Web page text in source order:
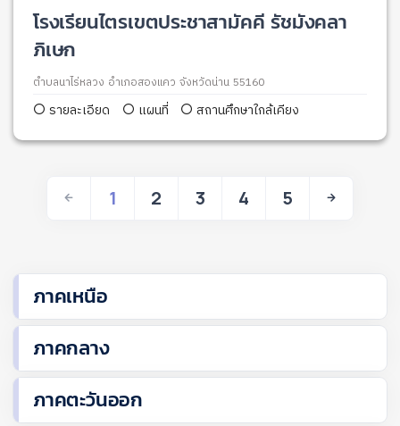
โรงเรียนไตรเขตประชาสามัคคี รัชมังคลา
ภิเษก
ตำบลนาไร่หลวง อำเภอสองแคว จังหวัดน่าน 55160
รายละเอียด แผนที่ สถานศึกษาใกล้เคียง
1 2 3 4 5
ภาคเหนือ
ภาคกลาง
ภาคตะวันออก